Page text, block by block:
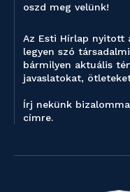
oszd meg velünk!
Az Esti Hírlap nyitott
legyen szó
bármilyen aktuális
javaslatokat,
Írj nekünk
címre.